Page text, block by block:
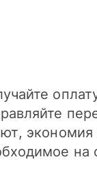
экономия
на